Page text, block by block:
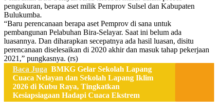
pengukuran, berapa aset milik Pemprov Sulsel dan Kabupaten
Bulukumba.
“Baru perencanaan berapa aset Pemprov di sana untuk
pembangunan Pelabuhan Bira-Selayar. Saat ini belum ada
luasannya. Dan diharapkan secepatnya ada hasil luasan, disitu
perencanaan diselesaikan di 2020 akhir dan masuk tahap pekerjaan
2021,” pungkasnya. (rs)
Baca Juga BMKG Gelar Sekolah Lapang
Cuaca Nelayan dan Sekolah Lapang Iklim
2026 di Kubu Raya, Tingkatkan
Kesiapsiagaan Hadapi Cuaca Ekstrem